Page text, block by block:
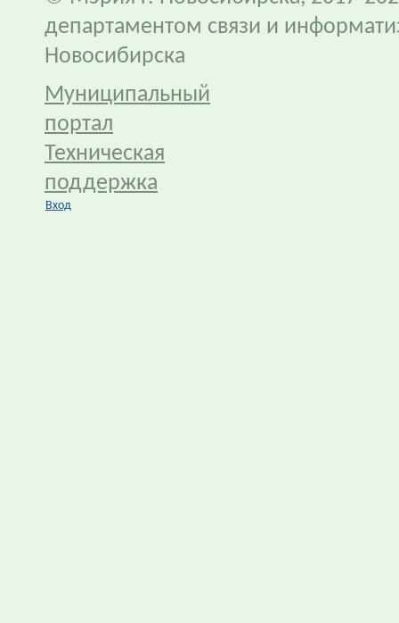
департаментом связи и
Новосибирска
Муниципальный
портал
Техническая
поддержка
Вход